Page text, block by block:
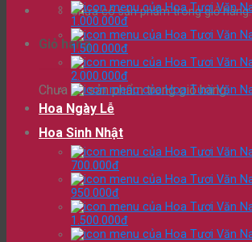
Chưa có sản phẩm trong giỏ hàng.
Giỏ hàng
Chưa có sản phẩm trong giỏ hàng.
1.000.000đ
1.500.000đ
2.000.000đ
Hoa Ngày Lễ
Hoa Sinh Nhật
700.000đ
950.000đ
1.500.000đ